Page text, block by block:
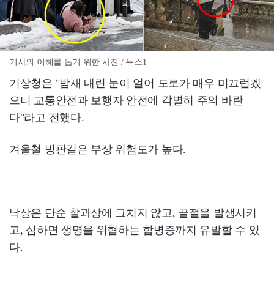
기사의 이해를 돕기 위한 사진 / 뉴스1
기상청은 "밤새 내린 눈이 얼어 도로가 매우 미끄럽겠
으니 교통안전과 보행자 안전에 각별히 주의 바란
다"라고 전했다.
겨울철 빙판길은 부상 위험도가 높다.
낙상은 단순 찰과상에 그치지 않고, 골절을 발생시키
고, 심하면 생명을 위협하는 합병증까지 유발할 수 있
다.